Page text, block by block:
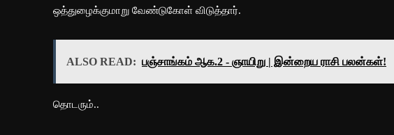
ஒத்துழைக்குமாறு வேண்டுகோள் விடுத்தார்.
ALSO READ: பஞ்சாங்கம் ஆக.2 - ஞாயிறு | இன்றைய ராசி பலன்கள்!
தொடரும்..